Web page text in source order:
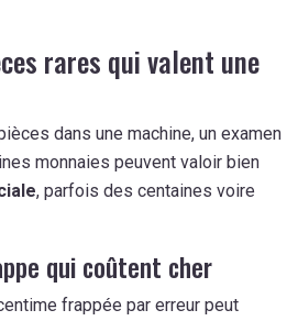
rares qui valent une
dans une machine, un examen
monnaies peuvent valoir bien
, parfois des centaines voire
qui coûtent cher
frappée par erreur peut